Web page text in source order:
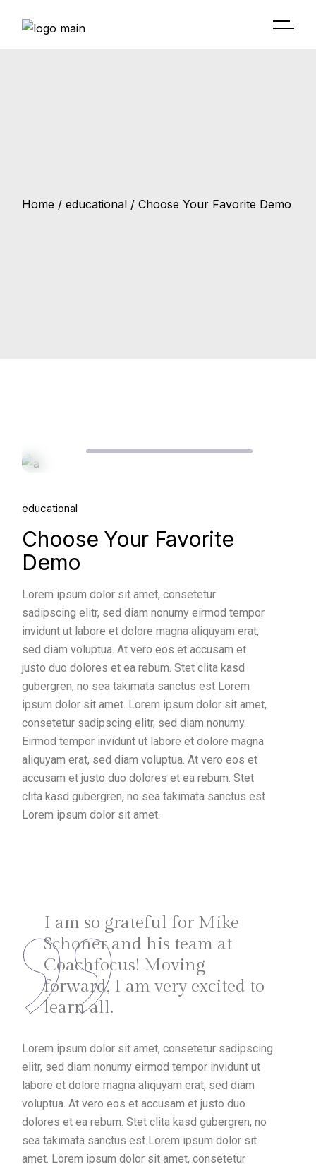
Home educational Choose Your Favorite Demo
25.
Player
educational
Choose Your Favorite
Demo
Lorem ipsum dolor sit amet, consetetur
sadipscing elitr, sed diam nonumy eirmod tempor
invidunt ut labore et dolore magna aliquyam erat,
sed diam voluptua. At vero eos et accusam et
justo duo dolores et ea rebum. Stet clita kasd
gubergren, no sea takimata sanctus est Lorem
ipsum dolor sit amet. Lorem ipsum dolor sit amet,
consetetur sadipscing elitr, sed diam nonumy.
Eirmod tempor invidunt ut labore et dolore magna
aliquyam erat, sed diam voluptua. At vero eos et
accusam et justo duo dolores et ea rebum. Stet
clita kasd gubergren, no sea takimata sanctus est
Lorem ipsum dolor sit amet.
I am so grateful for Mike
Schoner and his team at
Coachfocus! Moving
forward, I am very excited to
learn all.
Lorem ipsum dolor sit amet, consetetur sadipscing
elitr, sed diam nonumy eirmod tempor invidunt ut
labore et dolore magna aliquyam erat, sed diam
voluptua. At vero eos et accusam et justo duo
dolores et ea rebum. Stet clita kasd gubergren, no
sea takimata sanctus est Lorem ipsum dolor sit
amet. Lorem ipsum dolor sit amet, consetetur